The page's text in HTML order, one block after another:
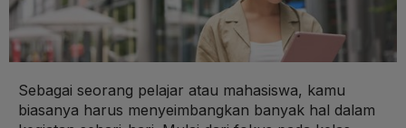
Sebagai seorang pelajar atau mahasiswa, kamu
biasanya harus menyeimbangkan banyak hal dalam